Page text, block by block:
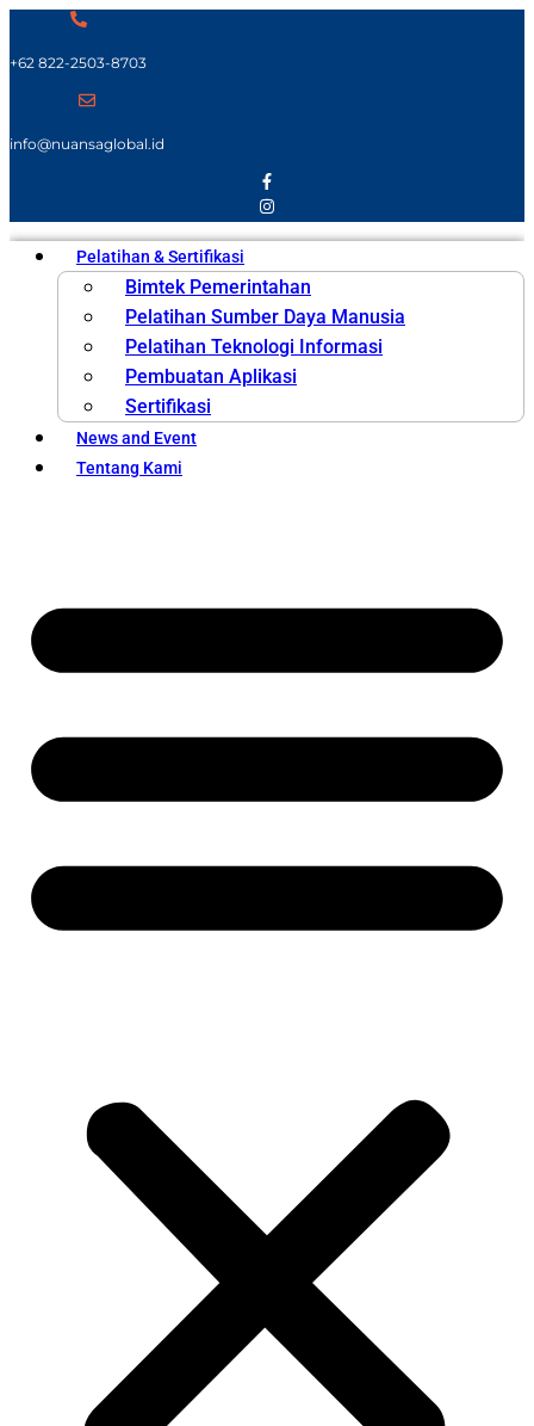
+62 822-2503-8703
info@nuansaglobal.id
Pelatihan & Sertifikasi
Bimtek Pemerintahan
Pelatihan Sumber Daya Manusia
Pelatihan Teknologi Informasi
Pembuatan Aplikasi
Sertifikasi
News and Event
Tentang Kami